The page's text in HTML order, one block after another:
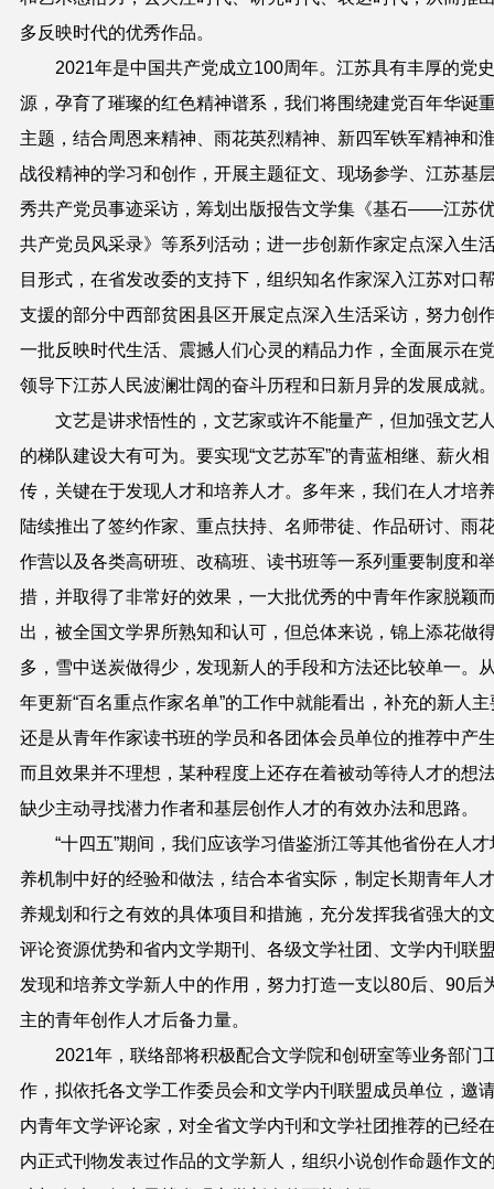
多反映时代的优秀作品。
2021年是中国共产党成立100周年。江苏具有丰厚的党
源，孕育了璀璨的红色精神谱系，我们将围绕建党百年华诞
主题，结合周恩来精神、雨花英烈精神、新四军铁军精神和
战役精神的学习和创作，开展主题征文、现场参学、江苏基
秀共产党员事迹采访，筹划出版报告文学集《基石——江苏
共产党员风采录》等系列活动；进一步创新作家定点深入生
目形式，在省发改委的支持下，组织知名作家深入江苏对口
支援的部分中西部贫困县区开展定点深入生活采访，努力创
一批反映时代生活、震撼人们心灵的精品力作，全面展示在
领导下江苏人民波澜壮阔的奋斗历程和日新月异的发展成就
文艺是讲求悟性的，文艺家或许不能量产，但加强文艺
的梯队建设大有可为。 要实现“文艺苏军”的青蓝相继、薪火相
传，关键在于发现人才和培养人才。多年来，我们在人才培
陆续推出了签约作家、重点扶持、名师带徒、作品研讨、雨
作营以及各类高研班、改稿班、读书班等一系列重要制度和
措，并取得了非常好的效果，一大批优秀的中青年作家脱颖
出，被全国文学界所熟知和认可，但总体来说，锦上添花做
多，雪中送炭做得少，发现新人的手段和方法还比较单一。
年更新“百名重点作家名单”的工作中就能看出，补充的新人主
还是从青年作家读书班的学员和各团体会员单位的推荐中产
而且效果并不理想，某种程度上还存在着被动等待人才的想
缺少主动寻找潜力作者和基层创作人才的有效办法和思路。
“十四五”期间，我们应该学习借鉴浙江等其他省份在人才
养机制中好的经验和做法，结合本省实际，制定长期青年人
养规划和行之有效的具体项目和措施，充分发挥我省强大的
评论资源优势和省内文学期刊、各级文学社团、文学内刊联
发现和培养文学新人中的作用，努力打造一支以80后、 90后
主的青年创作人才后备力量。
2021年，联络部将积极配合文学院和创研室等业务部门
作，拟依托各文学工作委员会和文学内刊联盟成员单位，邀
内青年文学评论家，对全省文学内刊和文学社团推荐的已经
内正式刊物发表过作品的文学新人，组织小说创作命题作文